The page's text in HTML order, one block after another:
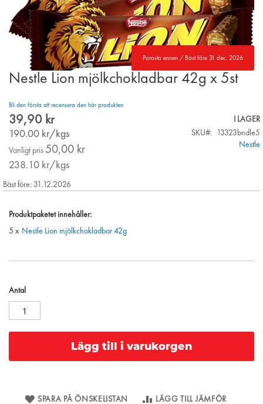
Parasta ennen / Bäst före 31 dec. 2026
Skip
of
the
images
Nestle Lion mjölkchokladbar 42g x 5st
Bli den första att recensera den här produkten
39,90 kr
190.00 kr/kgs
Vanligt pris 50,00 kr
238.10 kr/kgs
I LAGER
SKU
13323bndle5
Nestle
Bäst före: 31.12.2026
Produktpaketet innehåller:
5 x Nestle Lion mjölkchokladbar 42g
Antal
Lägg till i varukorgen
SPARA PÅ ÖNSKELISTAN
LÄGG TILL JÄMFÖR